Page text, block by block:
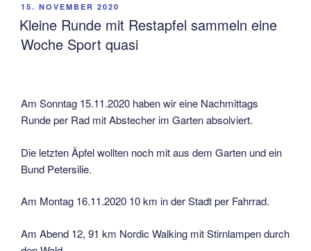
VERÖFFENTLICHT
AM
15. NOVEMBER 2020
Kleine Runde mit Restapfel sammeln eine
Woche Sport quasi
Am Sonntag 15.11.2020 haben wir eine Nachmittags
Runde per Rad mit Abstecher im Garten absolviert.
Die letzten Äpfel wollten noch mit aus dem Garten und ein
Bund Petersilie.
Am Montag 16.11.2020 10 km in der Stadt per Fahrrad.
Am Abend 12, 91 km Nordic Walking mit Stirnlampen durch